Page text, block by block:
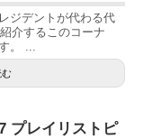
ジデントが代わる代
介するこのコーナ
。 ...
プレイリストピ